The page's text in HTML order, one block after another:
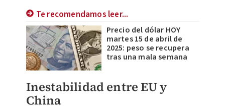
Te recomendamos leer...
Precio del dólar HOY
martes 15 de abril de
2025: peso se recupera
tras una mala semana
Inestabilidad entre EU y
China